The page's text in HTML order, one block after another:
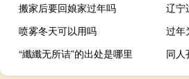
搬家后要回娘家过年吗
辽宁
喷雾冬天可以用吗
过年
“纖纖无所诘”的出处是哪里
同人